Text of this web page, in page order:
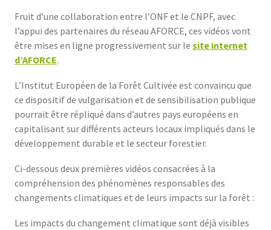
Fruit d’une collaboration entre l’ONF et le CNPF, avec
l’appui des partenaires du réseau AFORCE, ces vidéos vont
être mises en ligne progressivement sur le site internet
d’AFORCE.
L’Institut Européen de la Forêt Cultivée est convaincu que
ce dispositif de vulgarisation et de sensibilisation publique
pourrait être répliqué dans d’autres pays européens en
capitalisant sur différents acteurs locaux impliqués dans le
développement durable et le secteur forestier.
Ci-dessous deux premières vidéos consacrées à la
compréhension des phénomènes responsables des
changements climatiques et de leurs impacts sur la forêt :
Les impacts du changement climatique sont déjà visibles